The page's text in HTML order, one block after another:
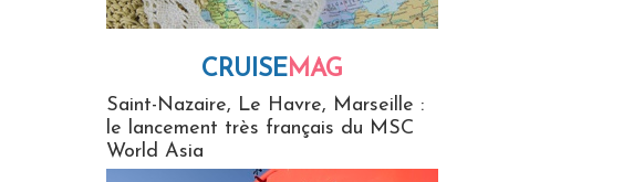
CRUISEMAG
Saint-Nazaire, Le Havre, Marseille :
le lancement très français du MSC
World Asia